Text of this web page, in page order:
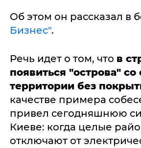
Об этом он рассказал в
Бизнес".
Речь идет о том, что в
появиться "острова" со
территории без
качестве примера
привел сегодняшнюю
Киеве: когда целые
отключают от